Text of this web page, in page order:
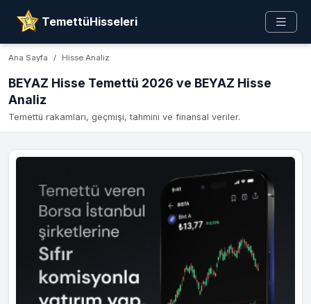
TemettüHisseleri
Ana Sayfa Hisse Analiz
BEYAZ Hisse Temettü 2026 ve BEYAZ Hisse
Analiz
Temettü rakamları, geçmişi, tahmini ve finansal veriler.